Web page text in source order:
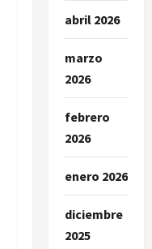
abril 2026
marzo
2026
febrero
2026
enero 2026
diciembre
2025